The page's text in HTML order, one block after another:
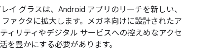
イ グラスは、Android アプリのリーチを新しい、
ァクタに拡大します。メガネ向けに設計されたア
ィリティやデジタル サービスへの控えめなアクセ
を豊かにする必要があります。